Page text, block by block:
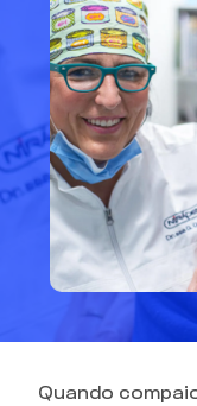
Quando